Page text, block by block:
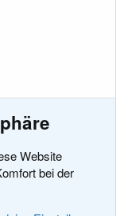
Website
bei der